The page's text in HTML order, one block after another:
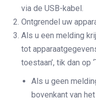
via de USB-kabel.
Ontgrendel uw
Als u een melding
tot
toestaan’, tik dan op
Als u geen
bovenkant van